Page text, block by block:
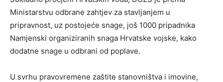
Ministarstvu odbrane zahtjev za stavljanjem u
pripravnost, uz postojeće snage, još 1000 pripadnika
Namjenski organiziranih snaga Hrvatske vojske, kako
dodatne snage u odbrani od poplave.
U svrhu pravovremene zaštite stanovništva i imovine,